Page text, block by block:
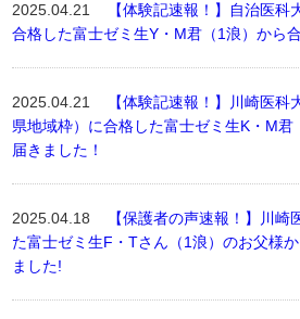
2025.04.21
【体験記速報！】自治医
合格した富士ゼミ生Y・M君（1浪）から
2025.04.21
【体験記速報！】川崎医
県地域枠）に合格した富士ゼミ生K・M
届きました！
2025.04.18
【保護者の声速報！】川
た富士ゼミ生F・Tさん（1浪）のお父様
ました!